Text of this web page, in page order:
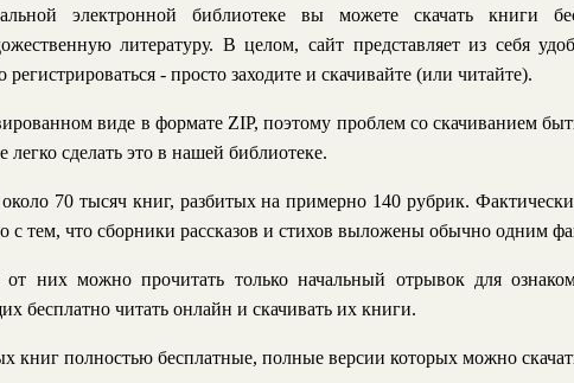
электронной библиотеке вы можете скачать книги
литературу. В целом, сайт представляет из себя
- просто заходите и скачивайте (или читайте).
виде в формате ZIP, поэтому проблем со скачиванием
сделать это в нашей библиотеке.
70 тысяч книг, разбитых на примерно 140 рубрик.
с тем, что сборники рассказов и стихов выложены обычно одним
них можно прочитать только начальный отрывок для
бесплатно читать онлайн и скачивать их книги.
книг полностью бесплатные, полные версии которых можно